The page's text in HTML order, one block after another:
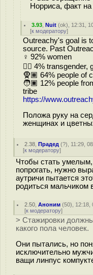
Норриса, факт
3.93 ,Nuit (ok), 12:31,
[к модератору]
Outreachy's goal is
source. Past
♀️ 92% women
🏳️‍🌈 4% transgender,
🧕🏾 64% people of
🧑🏿 12% people
tribe
https://
Положа руку на
женщинах и
2.38 ,Прадед (?), 11:29,
[к модератору]
Чтобы стать умелым,
попрогать, нужно
аутричи пытается
родиться мальчиком
2.50 ,Аноним (50), 12:18,
[к модератору]
> Стажировки
какого пола человек.
Они пытались, но
исключительно
ващи линпус